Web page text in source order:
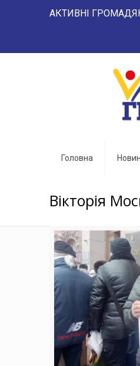
АКТИВНІ
Головна
Вікторія